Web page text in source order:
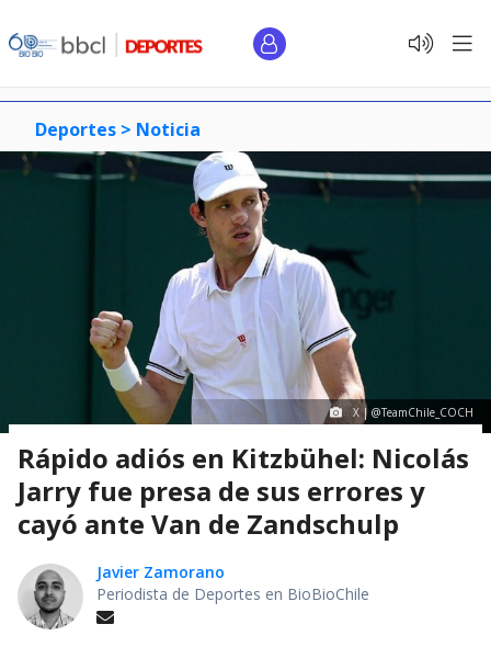
Deportes > Noticia
X | @TeamChile_COCH
Rápido adiós en Kitzbühel: Nicolás
Jarry fue presa de sus errores y
cayó ante Van de Zandschulp
Javier Zamorano
Periodista de Deportes en BioBioChile